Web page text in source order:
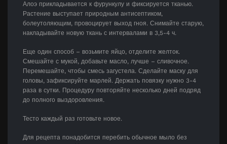
Алоэ прикладывается к фурункулу и фиксируется тканью.
Растение выступает природным антисептиком,
болеутоляющим, провоцирует выход гноя. Снимайте старую,
накладывайте новую ткань с интервалами в 3,5-4 ч.
Еще один способ – возьмите яйцо, отделите желток.
Смешайте с мукой, добавьте масло, лучше – сливочное.
Перемешайте, чтобы смесь загустела. Сделайте маску для
головы, зафиксируйте марлей. Держать повязку нужно 3-4
раза в сутки. Процедуру повторяйте несколько дней подряд
до полного выздоровления.
Тесто каждый раз готовьте новое.
Для рецепта понадобится перебить обычное мыло без